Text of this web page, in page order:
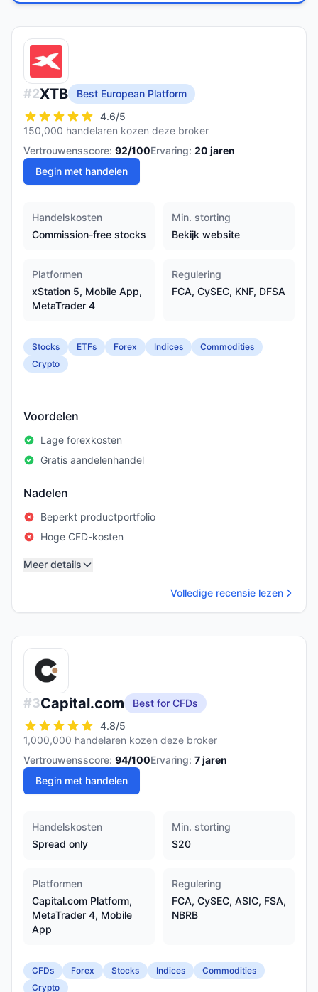
#2XTB
Best European Platform
4.6/5
150,000 handelaren kozen deze broker
Vertrouwensscore: 92/100Ervaring: 20 jaren
Begin met handelen
Handelskosten
Commission-free stocks
Min. storting
Bekijk website
Platformen
xStation 5, Mobile App,
MetaTrader 4
Regulering
FCA, CySEC, KNF, DFSA
Stocks ETFs Forex Indices
Commodities
Crypto
Voordelen
Lage forexkosten
Gratis aandelenhandel
Nadelen
Beperkt productportfolio
Hoge CFD-kosten
Meer details
Volledige recensie lezen
#3Capital.com
Best for CFDs
4.8/5
1,000,000 handelaren kozen deze broker
Vertrouwensscore: 94/100Ervaring: 7jaren
Begin met handelen
Handelskosten
Spread only
Min. storting
$20
Platformen
Capital.com Platform,
MetaTrader 4, Mobile
App
Regulering
FCA, CySEC, ASIC, FSA,
NBRB
CFDs Forex Stocks Indices
Commodities
Crypto